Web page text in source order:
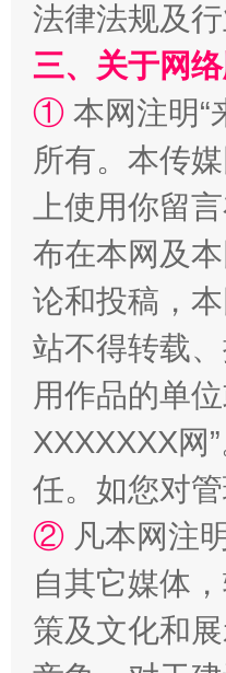
解纷+调解+退费，
站台名比不上好
法律法规及
三、关于网
① 本网注明“
所有。本传
上使用你留
布在本网及
论和投稿，
站不得转载
用作品的单
XXXXXXX网
任。如您对
② 凡本网注
自其它媒体
策及文化和